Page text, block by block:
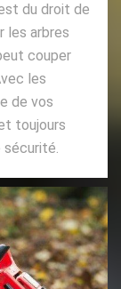
du droit de
les arbres
couper
les
de vos
toujours